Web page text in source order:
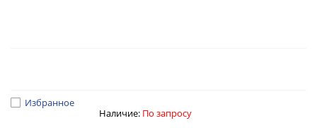
Избранное
Наличие: По запросу